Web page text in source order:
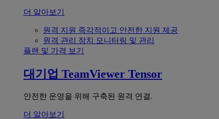
더 알아보기
원격 지원 즉각적이고 안전한 지원 제공
원격 관리 장치 모니터링 및 관리
플랜 및 가격 보기
대기업 TeamViewer Tensor
안전한 운영을 위해 구축된 원격 연결.
더 알아보기